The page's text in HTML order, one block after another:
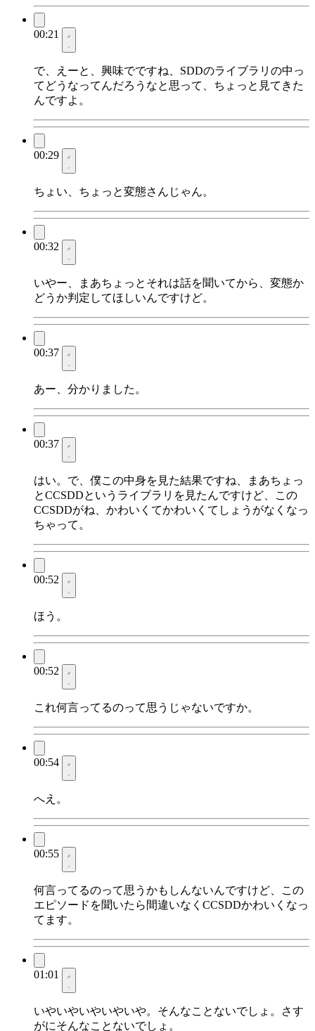
00:21
で、えーと、興味でですね、SDDのライブラリの中っ
てどうなってんだろうなと思って、ちょっと見てきた
んですよ。
00:29
ちょい、ちょっと変態さんじゃん。
00:32
いやー、まあちょっとそれは話を聞いてから、変態か
どうか判定してほしいんですけど。
00:37
あー、分かりました。
00:37
はい。で、僕この中身を見た結果ですね、まあちょっ
とCCSDDというライブラリを見たんですけど、この
CCSDDがね、かわいくてかわいくてしょうがなくなっ
ちゃって。
00:52
ほう。
00:52
これ何言ってるのって思うじゃないですか。
00:54
へえ。
00:55
何言ってるのって思うかもしんないんですけど、この
エピソードを聞いたら間違いなくCCSDDかわいくなっ
てます。
01:01
いやいやいやいやいや。そんなことないでしょ。さす
がにそんなことないでしょ。